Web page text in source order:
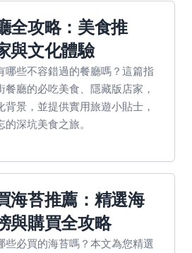
全攻略：美食推
與文化體驗
哪些不容錯過的餐廳嗎？這篇指
廳的必吃美食、隱藏版店家，
景，並提供實用旅遊小貼士，
深坑美食之旅。
海苔推薦：精選海
與購買全攻略
些必買的海苔嗎？本文為您精選